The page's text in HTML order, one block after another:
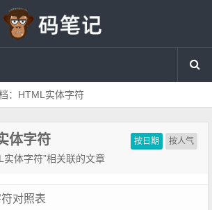
：HTML实体字符
按日期 按人气
体字符
实体字符”相关联的文章
对照表